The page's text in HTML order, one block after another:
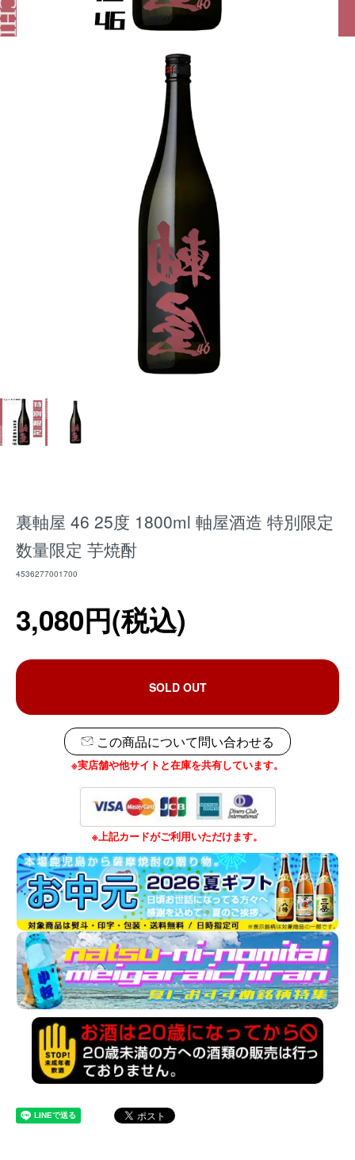
裏軸屋 46 25度 1800ml 軸屋酒造 特別限定
数量限定 芋焼酎
4536277001700
3,080円(税込)
SOLD OUT
この商品について問い合わせる
※実店舗や他サイトと在庫を共有しています。
※上記カードがご利用いただけます。